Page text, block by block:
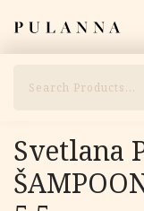
sisu
Menüü
Svetlana